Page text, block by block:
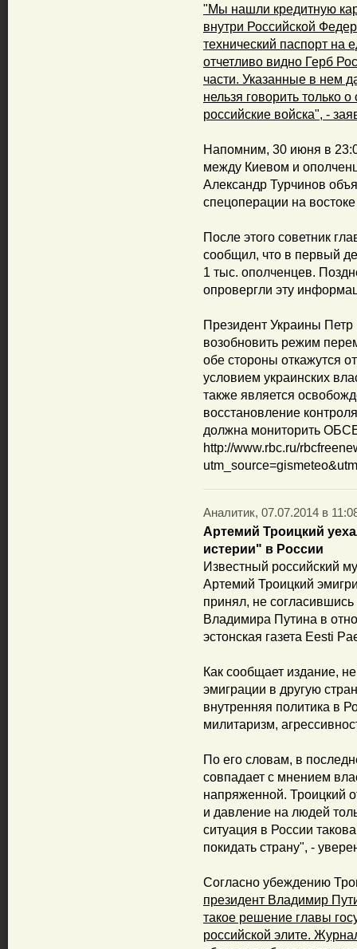
"Мы нашли кредитную
внутри Российской
технический паспорт на
отчетливо видно Герб
части. Указанные в нем
нельзя говорить только
российские войска", -
Напомним, 30 июня в
между Киевом и
Александр Турчинов
спецоперации на
После этого советник
сообщил, что в первый
1 тыс. ополченцев.
опровергли эту
Президент Украины Петр
возобновить режим
обе стороны откажутся
условием украинских
также является
восстановление
должна мониторить
http://www.rbc.ru/
Аналитик, 07.07.2014 в
Артемий Троицкий
истерии" в России
Известный российский
Артемий Троицкий
принял, не
Владимира Путина в
эстонская газета Eesti
Как сообщает издание,
эмиграции в другую
внутренняя политика в
милитаризм,
По его словам, в
совпадает с мнением
напряженной. Троицкий
и давление на людей
ситуация в России
покидать страну", -
Согласно убеждению
президент Владимир
такое решение главы
российской элите.